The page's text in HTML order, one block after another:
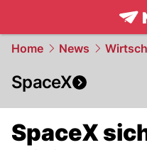
Home News
SpaceX
SpaceX